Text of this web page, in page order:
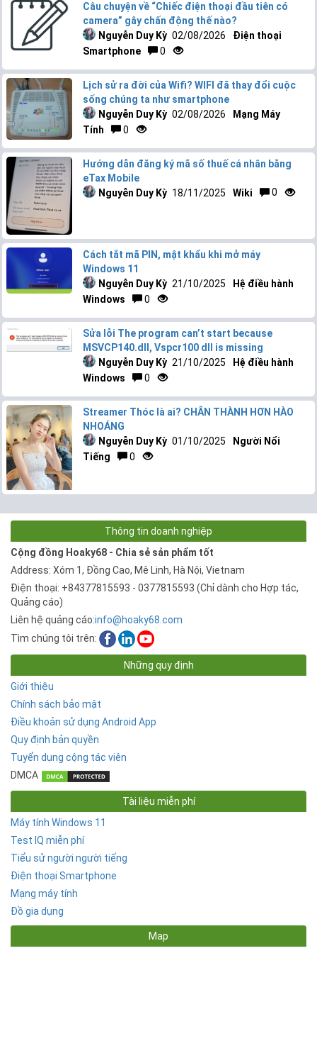
Câu chuyện về “Chiếc điện thoại đầu tiên có
camera” gây chấn động thế nào?
Nguyễn Duy Kỳ 02/08/2026
Điện thoại
Smartphone
0
Lịch sử ra đời của Wifi? WIFI đã thay đổi cuộc
sống chúng ta như smartphone
Nguyễn Duy Kỳ 02/08/2026
Mạng Máy
Tính
0
Hướng dẫn đăng ký mã số thuế cá nhân bằng
eTax Mobile
Nguyễn Duy Kỳ 18/11/2025 Wiki 0
Cách tắt mã PIN, mật khẩu khi mở máy
Windows 11
Nguyễn Duy Kỳ 21/10/2025
Hệ điều hành
Windows
0
Sửa lỗi The program can’t start because
MSVCP140.dll, Vspcr100 dll is missing
Nguyễn Duy Kỳ 21/10/2025
Hệ điều hành
Windows
0
Streamer Thóc là ai? CHÂN THÀNH HƠN HÀO
NHOÁNG
Nguyễn Duy Kỳ 01/10/2025
Người Nổi
Tiếng
0
Thông tin doanh nghiệp
Cộng đồng Hoaky68 - Chia sẻ sản phẩm tốt
Address: Xóm 1, Đồng Cao, Mê Linh, Hà Nội, Vietnam
Điện thoại: +84377815593 - 0377815593 (Chỉ dành cho Hợp tác,
Quảng cáo)
Liên hệ quảng cáo:info@hoaky68.com
Tìm chúng tôi trên:
Những quy định
Giới thiệu
Chính sách bảo mật
Điều khoản sử dụng Android App
Quy định bản quyền
Tuyển dụng cộng tác viên
DMCA
Tài liệu miễn phí
Máy tính Windows 11
Test IQ miễn phí
Tiểu sử người người tiếng
Điện thoại Smartphone
Mạng máy tính
Đồ gia dụng
Map